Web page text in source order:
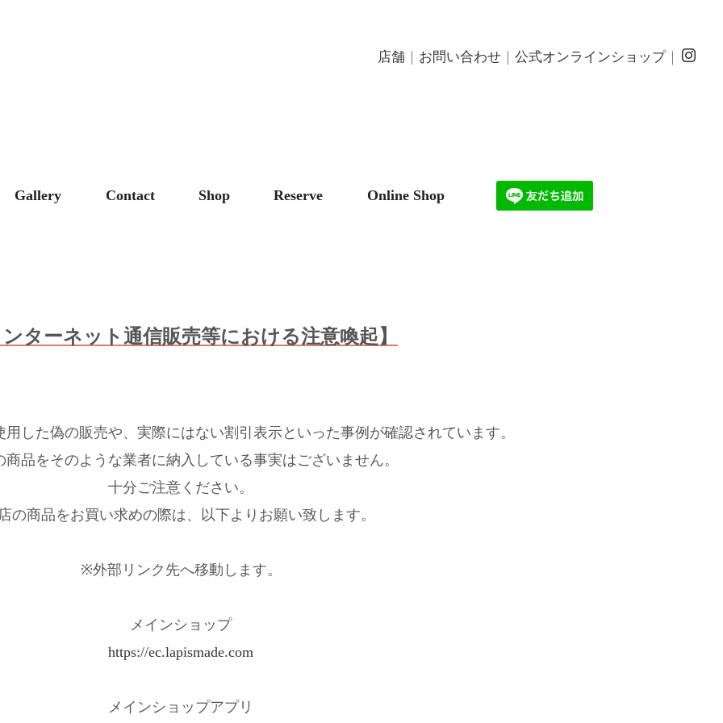
店舗 ｜ お問い合わせ｜ 公式オンラインショップ｜
Gallery Contact Shop Reserve Online Shop
ターネット通信販売等における注意喚起】
した偽の販売や、実際にはない割引表示といった事例が確認されています。
商品をそのような業者に納入している事実はございません。
十分ご注意ください。
の商品をお買い求めの際は、以下よりお願い致します。
※外部リンク先へ移動します。
メインショップ
https://ec.lapismade.com
メインショップアプリ